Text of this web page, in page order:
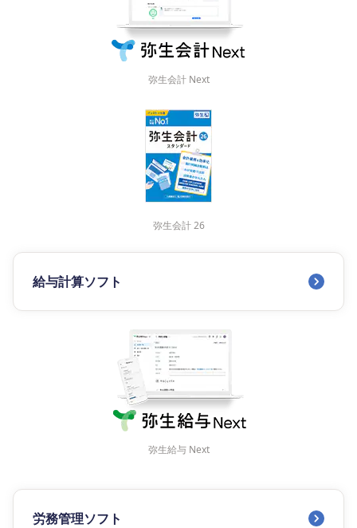
弥生会計 Next
弥生会計 26
給与計算ソフト
弥生給与 Next
労務管理ソフト